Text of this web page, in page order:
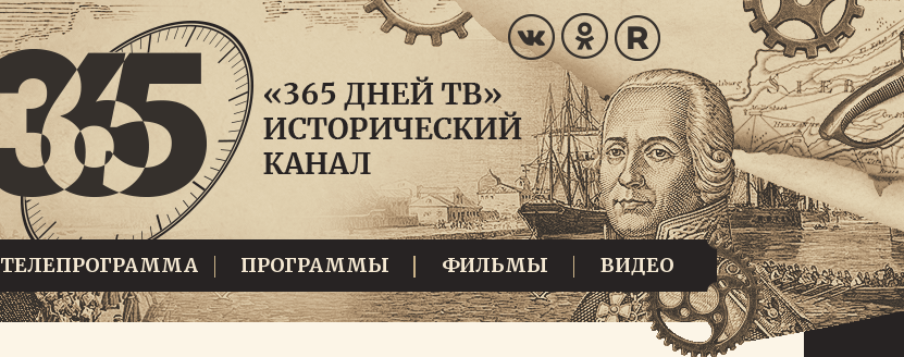
ТЕЛЕПРОГРАММА ПРОГРАММЫ ФИЛЬМЫ ВИДЕО